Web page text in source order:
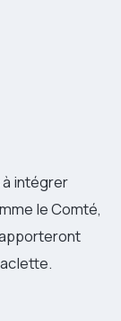
à intégrer
le Comté,